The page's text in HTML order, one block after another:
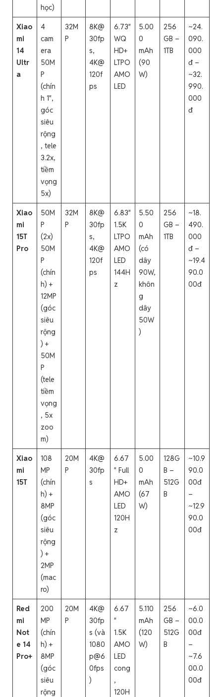
học)
Xiao
mi
14
Ultr
a
4
cam
era
50M
P
(chín
h 1″,
góc
siêu
rộng
, tele
3.2x,
tiềm
vọng
5x)
32M
P
8K@
30fp
s,
4K@
120f
ps
6.73″
WQ
HD+
LTPO
AMO
LED
5.00
0
mAh
(90
W)
256
GB –
1TB
~24.
090.
000
đ –
~32.
990.
000
đ
Xiao
mi
15T
Pro
50M
P
(2x)
50M
P
(chín
h) +
12MP
(góc
siêu
rộng
) +
50M
P
(tele
tiềm
vọng
, 5x
zoo
m)
32M
P
8K@
30fp
s,
4K@
120f
ps
6.83″
1.5K
LTPO
AMO
LED
144H
z
5.50
0
mAh
(có
dây
90W,
khôn
g
dây
50W
)
256
GB –
1TB
~18.
490.
000
đ –
~19.4
90.0
00đ
Xiao
mi
15T
108
MP
(chín
h) +
8MP
(góc
siêu
rộng
) +
2MP
(mac
ro)
20M
P
4K@
30fp
s
6.67
″ Full
HD+
AMO
LED
120H
z
5.00
0
mAh
(67
W)
128G
B –
512G
B
~10.9
90.0
00đ
–
~12.9
90.0
00đ
Red
mi
Not
e 14
Pro+
200
MP
(chín
h) +
8MP
(góc
siêu
rộng
20M
P
4K@
30fp
s (và
1080
p@6
0fps
)
6.67
″
1.5K
AMO
LED
cong
,
120H
5.110
mAh
(120
W)
256
GB –
512G
B
~6.0
00.0
00đ
–
~7.6
00.0
00đ